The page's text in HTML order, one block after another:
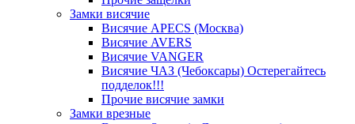
Замки висячие
Висячие APECS (Москва)
Висячие AVERS
Висячие VANGER
Висячие ЧАЗ (Чебоксары) Остерегайтесь
подделок!!!
Прочие висячие замки
Замки врезные